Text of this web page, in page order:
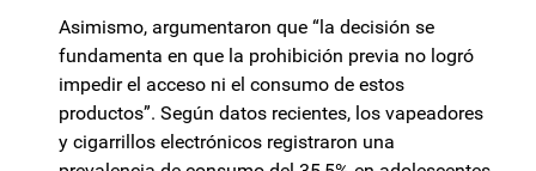
Asimismo, argumentaron que “la decisión se
fundamenta en que la prohibición previa no logró
impedir el acceso ni el consumo de estos
productos”. Según datos recientes, los vapeadores
y cigarrillos electrónicos registraron una